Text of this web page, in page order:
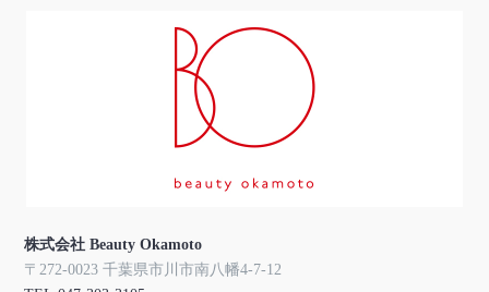
株式会社 Beauty Okamoto
〒272-0023 千葉県市川市南八幡4-7-12